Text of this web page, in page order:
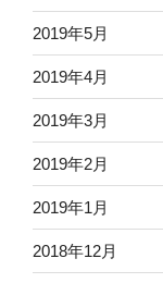
2019年5月
2019年4月
2019年3月
2019年2月
2019年1月
2018年12月